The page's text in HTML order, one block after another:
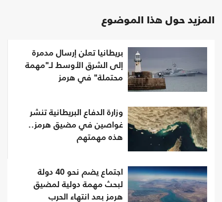
المزيد حول هذا الموضوع
بريطانيا تعلن إرسال مدمرة
إلى الشرق الأوسط لـ"مهمة
محتملة" في هرمز
وزارة الدفاع البريطانية تنشر
غواصين في مضيق هرمز..
هذه مهمتهم
اجتماع يضم نحو 40 دولة
لبحث مهمة دولية لمضيق
هرمز بعد انتهاء الحرب